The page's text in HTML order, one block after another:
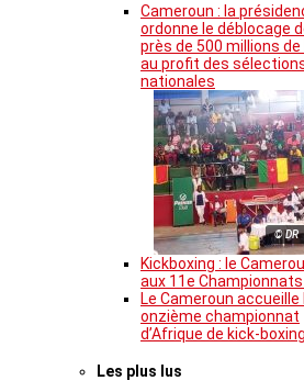
Cameroun : la
ordonne le déblocage
près de 500 millions de
au profit des
nationales
© DR
Kickboxing : le
aux 11e
Le Cameroun accueille
onzième championnat
d’Afrique de kick-boxing
Les plus lus